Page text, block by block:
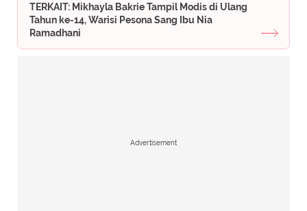
TERKAIT: Mikhayla Bakrie Tampil Modis di Ulang
Tahun ke-14, Warisi Pesona Sang Ibu Nia
Ramadhani
Advertisement